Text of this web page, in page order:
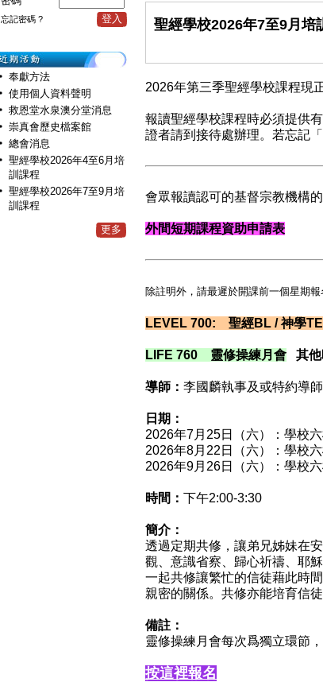
忘記密碼 ? 登入
奉獻方法
使用個人資料聲明
救恩堂水泉澳分堂消息
崇真會歷史檔案館
總會消息
聖經學校2026年4至6月培
訓課程
聖經學校2026年7至9月培
訓課程
更多
聖經學校2026年7至9月培
2026年第三季聖經學校課程現
報讀聖經學校課程時必須提供
證者請到接待處辦理。若忘記
會眾報讀認可的基督宗教機構
外間短期課程資助申請表
除註明外，請最遲於開課前一個星期
LEVEL 700: 聖經BL / 神學TE
LIFE 760 靈修操練月會 其他
導師： 李國麟執事及或特約導師
日期：
2026年7月25日（六）：學校
2026年8月22日（六）：學校
2026年9月26日（六）：學校
時間： 下午2:00-3:30
簡介：
透過定期共修，讓弟兄姊妹在
觀、意識省察、歸心祈禱、耶
一起共修讓繁忙的信徒藉此時
親密的關係。共修亦能培育信
備註：
靈修操練月會每次爲獨立環節
按這裡報名